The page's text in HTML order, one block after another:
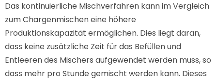
Das kontinuierliche Mischverfahren kann im Vergleich
zum Chargenmischen eine höhere
Produktionskapazität ermöglichen. Dies liegt daran,
dass keine zusätzliche Zeit für das Befüllen und
Entleeren des Mischers aufgewendet werden muss, so
dass mehr pro Stunde gemischt werden kann. Dieses